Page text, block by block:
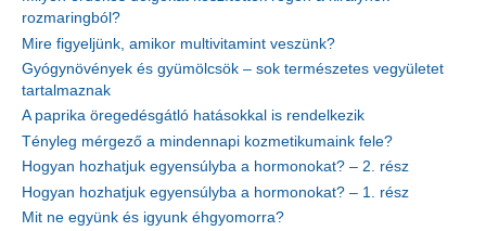
rozmaringból?
Mire figyeljünk, amikor multivitamint veszünk?
Gyógynövények és gyümölcsök – sok természetes vegyületet
tartalmaznak
A paprika öregedésgátló hatásokkal is rendelkezik
Tényleg mérgező a mindennapi kozmetikumaink fele?
Hogyan hozhatjuk egyensúlyba a hormonokat? – 2. rész
Hogyan hozhatjuk egyensúlyba a hormonokat? – 1. rész
Mit ne együnk és igyunk éhgyomorra?